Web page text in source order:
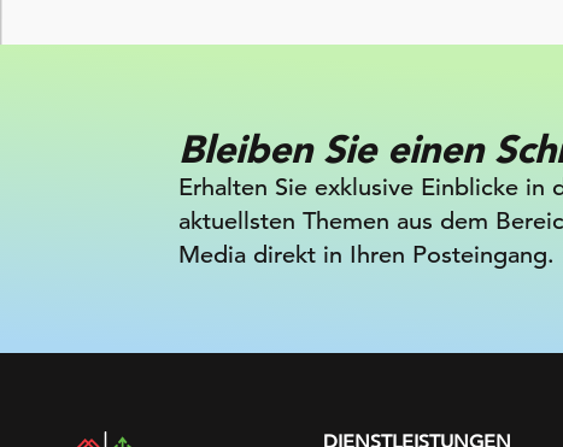
Bleiben Sie einen
Erhalten Sie exklusive Einblicke in
aktuellsten Themen aus dem
Media direkt in Ihren Posteingang.